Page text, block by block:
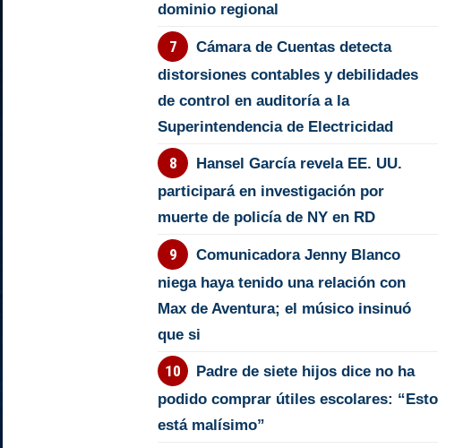
dominio regional
Cámara de Cuentas detecta
distorsiones contables y debilidades
de control en auditoría a la
Superintendencia de Electricidad
Hansel García revela EE. UU.
participará en investigación por
muerte de policía de NY en RD
Comunicadora Jenny Blanco
niega haya tenido una relación con
Max de Aventura; el músico insinuó
que si
Padre de siete hijos dice no ha
podido comprar útiles escolares: “Esto
está malísimo”